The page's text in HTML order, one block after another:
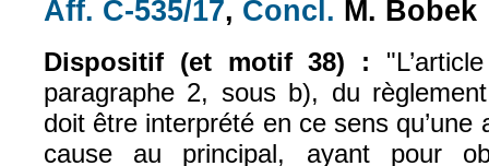
Aff. C‑535/17 (le lien est externe)
, Concl. (le lien est
M. Bobek
Dispositif (et motif 38) :
paragraphe 2, sous b), du
doit être interprété en ce sens qu’une
cause au principal, ayant pour